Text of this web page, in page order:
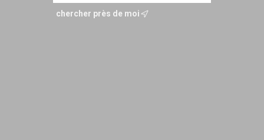
chercher près de moi